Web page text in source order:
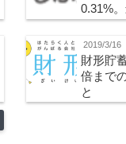
0.31%
2019/3/16
財形貯
倍まで
と